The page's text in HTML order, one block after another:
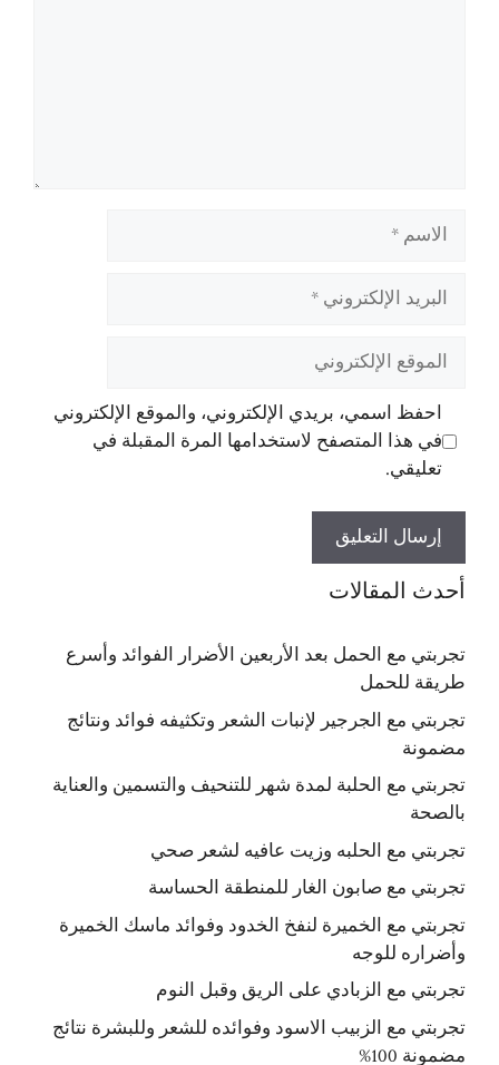
الاسم
البريد
الإلكتروني
الموقع
الإلكتروني
احفظ اسمي، بريدي الإلكتروني، والموقع الإلكتروني
في هذا المتصفح لاستخدامها المرة المقبلة في
تعليقي.
أحدث المقالات
تجربتي مع الحمل بعد الأربعين الأضرار الفوائد وأسرع
طريقة للحمل
تجربتي مع الجرجير لإنبات الشعر وتكثيفه فوائد ونتائج
مضمونة
تجربتي مع الحلبة لمدة شهر للتنحيف والتسمين والعناية
بالصحة
تجربتي مع الحلبه وزيت عافيه لشعر صحي
تجربتي مع صابون الغار للمنطقة الحساسة
تجربتي مع الخميرة لنفخ الخدود وفوائد ماسك الخميرة
وأضراره للوجه
تجربتي مع الزبادي على الريق وقبل النوم
تجربتي مع الزبيب الاسود وفوائده للشعر وللبشرة نتائج
مضمونة 100%